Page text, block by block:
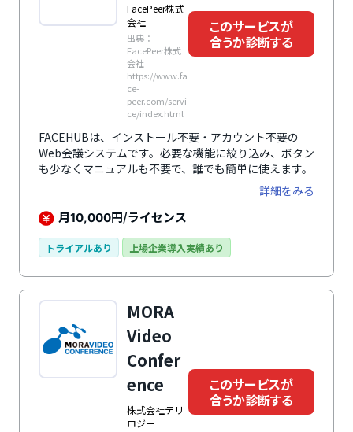
FacePeer株式
会社
出典：
FacePeer株式
会社
https://www.fa
ce-
peer.com/servi
ce/index.html
このサービスが
合うか診断する
FACEHUBは、インストール不要・アカウント不要の
Web会議システムです。必要な機能に絞り込み、ボタン
も少なくマニュアルも不要で、誰でも簡単に使えます。
詳細をみる
月10,000円/ライセンス
トライアルあり 上場企業導入実績あり
MORA
Video
Confer
ence
株式会社テリ
ロジー
このサービスが
合うか診断する